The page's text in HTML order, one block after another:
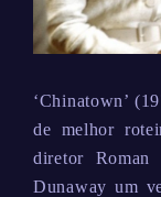
‘Chinatown’
de melhor
diretor
Dunaway um